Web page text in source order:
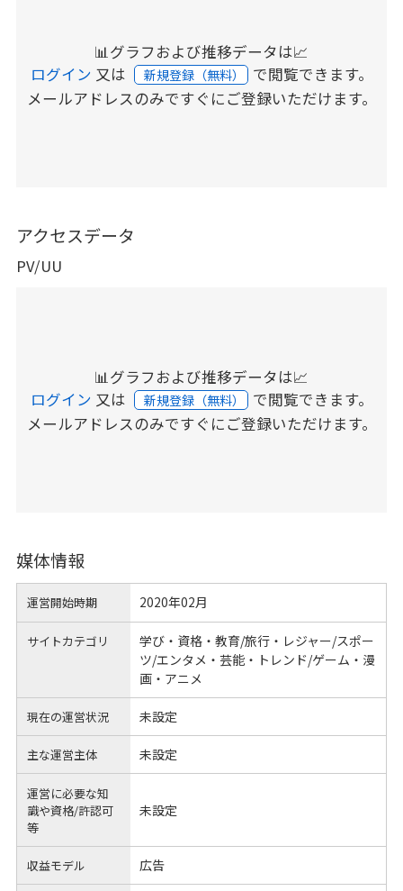
📊グラフおよび推移データは📈
ログイン 又は 新規登録（無料） で閲覧できます。
メールアドレスのみですぐにご登録いただけます。
アクセスデータ
PV/UU
📊グラフおよび推移データは📈
ログイン 又は 新規登録（無料） で閲覧できます。
メールアドレスのみですぐにご登録いただけます。
媒体情報
運営開始時期 2020年02月
サイトカテゴリ
学び・資格・教育/旅行・レジャー/スポー
ツ/エンタメ・芸能・トレンド/ゲーム・漫
画・アニメ
現在の運営状況 未設定
主な運営主体 未設定
運営に必要な知
識や資格/許認可
等
未設定
収益モデル 広告